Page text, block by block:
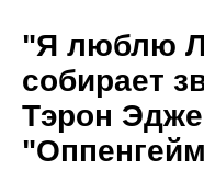
"Я люблю
собирает
Тэрон